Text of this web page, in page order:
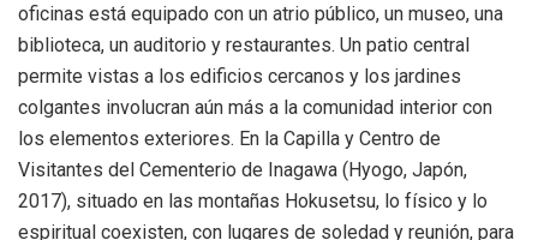
oficinas está equipado con un atrio público, un museo, una
biblioteca, un auditorio y restaurantes. Un patio central
permite vistas a los edificios cercanos y los jardines
colgantes involucran aún más a la comunidad interior con
los elementos exteriores. En la Capilla y Centro de
Visitantes del Cementerio de Inagawa (Hyogo, Japón,
2017), situado en las montañas Hokusetsu, lo físico y lo
espiritual coexisten, con lugares de soledad y reunión, para